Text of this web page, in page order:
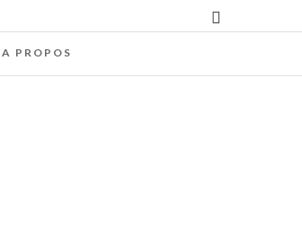
A PROPOS